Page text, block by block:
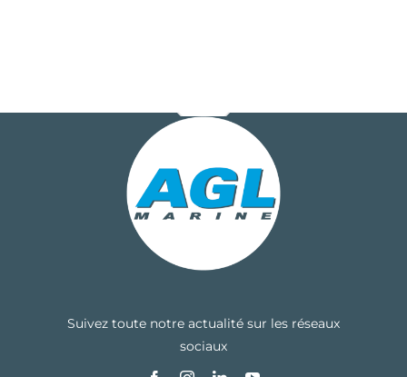
Suivez toute notre actualité sur les réseaux
sociaux